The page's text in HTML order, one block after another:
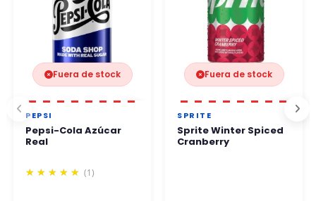
Fuera de stock
PEPSI
Pepsi-Cola Azúcar
Real
(1)
Fuera de stock
SPRITE
Sprite Winter Spiced
Cranberry